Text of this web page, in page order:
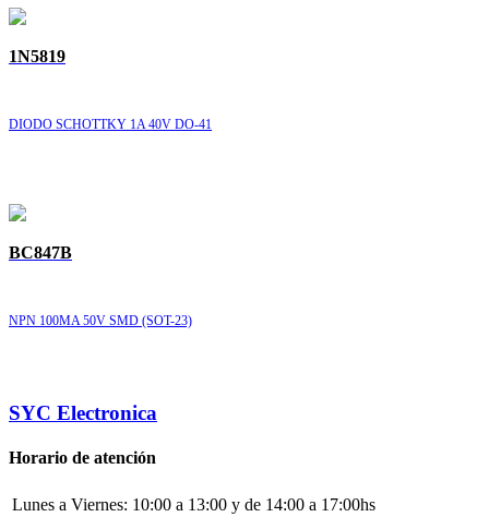
1N5819
DIODO SCHOTTKY 1A 40V DO-41
BC847B
NPN 100MA 50V SMD (SOT-23)
SYC Electronica
Horario de atención
Lunes a Viernes: 10:00 a 13:00 y de 14:00 a 17:00hs